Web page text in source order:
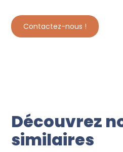
Contactez-nous !
Découvrez
similaires